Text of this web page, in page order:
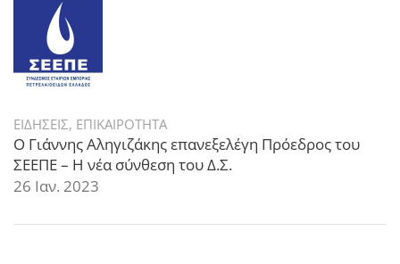
ΕΙΔΗΣΕΙΣ, ΕΠΙΚΑΙΡΟΤΗΤΑ
Ο Γιάννης Αληγιζάκης επανεξελέγη Πρόεδρος του
ΣΕΕΠΕ – Η νέα σύνθεση του Δ.Σ.
26 Ιαν. 2023